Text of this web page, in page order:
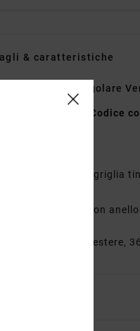
& caratteristiche
bikini triangolare
Codice
tessuto a griglia
regolabili con
42% poliestere,